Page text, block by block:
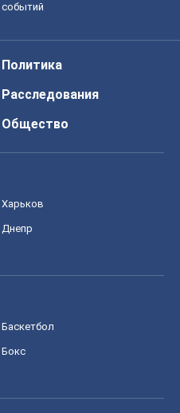
событий
Политика
Расследования
Общество
Харьков
Днепр
Баскетбол
Бокс